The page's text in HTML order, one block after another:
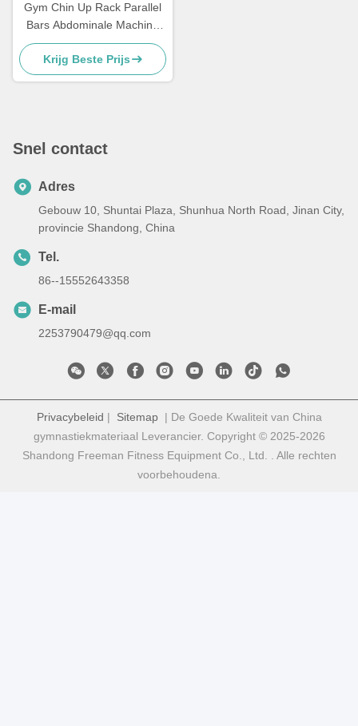
Gym Chin Up Rack Parallel
Bars Abdominale Machine
Verticale Knie Lift Leg Lift
Krijg Beste Prijs
Snel contact
Adres
Gebouw 10, Shuntai Plaza, Shunhua North Road, Jinan City,
provincie Shandong, China
Tel.
86--15552643358
E-mail
2253790479@qq.com
Privacybeleid | Sitemap| De Goede Kwaliteit van China
gymnastiekmateriaal Leverancier. Copyright © 2025-2026
Shandong Freeman Fitness Equipment Co., Ltd. . Alle rechten
voorbehoudena.